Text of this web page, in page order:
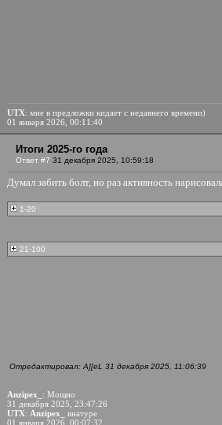
UTX: мне в предложки кидает с недавнего времени)
01 января 2026, 00:11:40
Итоги 2025-го года
Ответ #7 31 декабря 2025, 10:59:18
Думал забить болт, но раз активность
1-20
21-100
Отредактировал: A][eL 31 декабря 2025, 11:06:39
Anzipex_ : Мощно
31 декабря 2025, 23:47:26
UTX: Anzipex_
внатуре
01 января 2026, 00:07:32